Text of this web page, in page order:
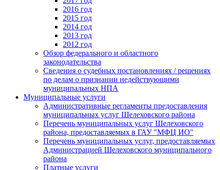
2016 год
2015 год
2014 год
2013 год
2012 год
Обзор федерального и областного
законодательства
Сведения о судебных постановлениях / решениях
по делам о признании недействующими
муниципальных НПА
Муниципальные услуги
Административные регламенты предоставления
муниципальных услуг Шелеховского района
Перечень муниципальных услуг Шелеховского
района, предоставляемых в ГАУ "МФЦ ИО"
Перечень муниципальных услуг, предоставляемых
Администрацией Шелеховского муниципального
района
Платные услуги